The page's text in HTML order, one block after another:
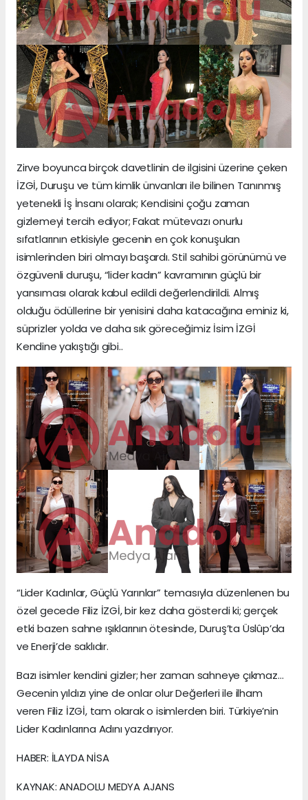
Zirve boyunca birçok davetlinin de ilgisini üzerine çeken
İZGİ, Duruşu ve tüm kimlik ünvanları ile bilinen Tanınmış
yetenekli İş İnsanı olarak; Kendisini çoğu zaman
gizlemeyi tercih ediyor; Fakat mütevazı onurlu
sıfatlarının etkisiyle gecenin en çok konuşulan
isimlerinden biri olmayı başardı. Stil sahibi görünümü ve
özgüvenli duruşu, “lider kadın” kavramının güçlü bir
yansıması olarak kabul edildi değerlendirildi. Almış
olduğu ödüllerine bir yenisini daha katacağına eminiz ki,
süprizler yolda ve daha sık göreceğimiz İsim İZGİ
Kendine yakıştığı gibi..
“Lider Kadınlar, Güçlü Yarınlar” temasıyla düzenlenen bu
özel gecede Filiz İZGİ, bir kez daha gösterdi ki; gerçek
etki bazen sahne ışıklarının ötesinde, Duruş’ta Üslûp’da
ve Enerji’de saklıdır.
Bazı isimler kendini gizler; her zaman sahneye çıkmaz…
Gecenin yıldızı yine de onlar olur Değerleri ile ilham
veren Filiz İZGİ, tam olarak o isimlerden biri. Türkiye’nin
Lider Kadınlarına Adını yazdırıyor.
HABER: İLAYDA NİSA
KAYNAK: ANADOLU MEDYA AJANS